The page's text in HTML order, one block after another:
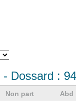
- Dossard :
Non part
Abd